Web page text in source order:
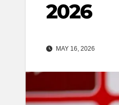
2026
MAY 16, 2026